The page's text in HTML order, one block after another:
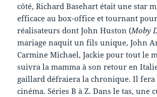
côté, Richard Basehart était une star
efficace au box-office et tournant
réalisateurs dont John Huston (Moby
mariage naquit un fils unique, John
Carmine Michael, Jackie pour tout le
suivra la mamma à son retour en
gaillard défraiera la chronique. Il fera
cinéma. Séries B à Z. Dans le tas, une